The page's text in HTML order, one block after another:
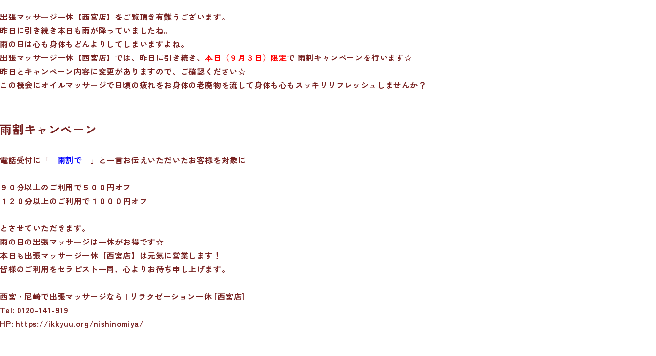
出張マッサージ一休【西宮店】をご覧頂き有難うございます。
昨日に引き続き本日も雨が降っていましたね。
雨の日は心も身体もどんよりしてしまいますよね。
出張マッサージ一休【西宮店】では、昨日に引き続き、 本日（９月３日）限定で 雨割キャンペーンを行います☆
昨日とキャンペーン内容に変更がありますので、ご確認ください☆
この機会にオイルマッサージで日頃の疲れをお身体の老廃物を流して身体も心もスッキリリフレッシュしませんか？
雨割キャンペーン
電話受付に「 雨割で 」と一言お伝えいただいたお客様を対象に
９０分以上のご利用で５００円オフ
１２０分以上のご利用で１０００円オフ
とさせていただきます。
雨の日の出張マッサージは一休がお得です☆
本日も出張マッサージ一休【西宮店】は元気に営業します！
皆様のご利用をセラピスト一同、心よりお待ち申し上げます。
西宮・尼崎で出張マッサージなら | リラクゼーション一休 [西宮店]
Tel: 0120-141-919
HP: https://ikkyuu.org/nishinomiya/